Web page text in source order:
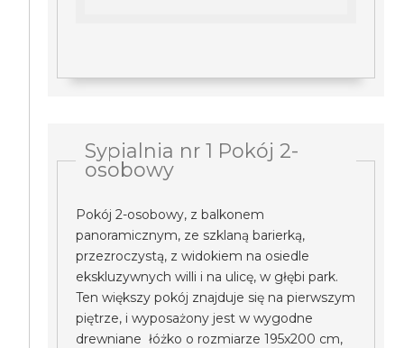
Sypialnia nr 1 Pokój 2-
osobowy
Pokój 2-osobowy, z balkonem
panoramicznym, ze szklaną barierką,
przezroczystą, z widokiem na osiedle
ekskluzywnych willi i na ulicę, w głębi park.
Ten większy pokój znajduje się na pierwszym
piętrze, i wyposażony jest w wygodne
drewniane łóżko o rozmiarze 195x200 cm,